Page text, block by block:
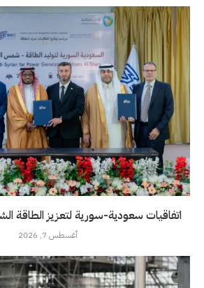
اتفاقيات سعودية-سورية لتعزيز
أغسطس 7, 2026